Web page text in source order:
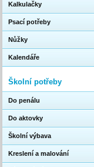
Kalkulačky
Psací potřeby
Nůžky
Kalendáře
Školní potřeby
Do penálu
Do aktovky
Školní výbava
Kreslení a malování